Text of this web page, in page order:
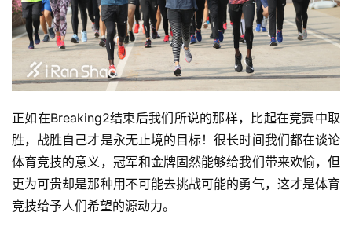
正如在Breaking2结束后我们所说的那样，比起在竞赛中取
胜，战胜自己才是永无止境的目标！很长时间我们都在谈论
体育竞技的意义，冠军和金牌固然能够给我们带来欢愉，但
更为可贵却是那种用不可能去挑战可能的勇气，这才是体育
竞技给予人们希望的源动力。